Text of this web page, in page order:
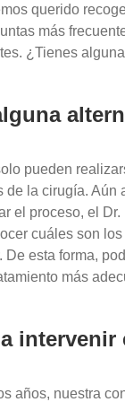
querido
más
¿Tienes
pueden
de la cirugía. Aún
el proceso, el
cuáles son
De esta forma,
más
intervenir
años, nuestra